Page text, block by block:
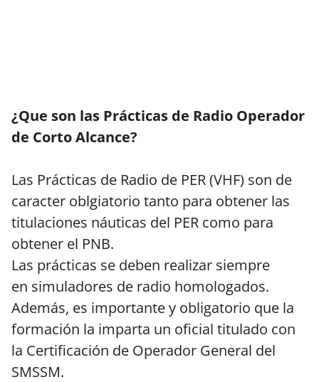
¿Que son las Prácticas de Radio Operador
de Corto Alcance?
Las Prácticas de Radio de PER (VHF) son de
caracter oblgiatorio tanto para obtener las
titulaciones náuticas del PER como para
obtener el PNB.
Las prácticas se deben realizar siempre
en simuladores de radio homologados.
Además, es importante y obligatorio que la
formación la imparta un oficial titulado con
la Certificación de Operador General del
SMSSM.